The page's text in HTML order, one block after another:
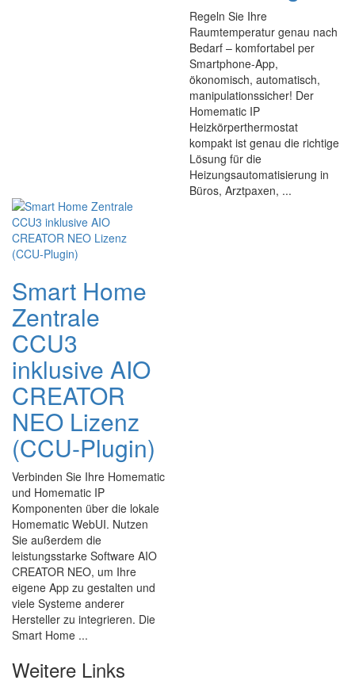
Regeln Sie Ihre
Raumtemperatur genau nach
Bedarf – komfortabel per
Smartphone-App,
ökonomisch, automatisch,
manipulationssicher! Der
Homematic IP
Heizkörperthermostat
kompakt ist genau die richtige
Lösung für die
Heizungsautomatisierung in
Büros, Arztpaxen, ...
Smart Home
Zentrale
CCU3
inklusive AIO
CREATOR
NEO Lizenz
(CCU-Plugin)
Verbinden Sie Ihre Homematic
und Homematic IP
Komponenten über die lokale
Homematic WebUI. Nutzen
Sie außerdem die
leistungsstarke Software AIO
CREATOR NEO, um Ihre
eigene App zu gestalten und
viele Systeme anderer
Hersteller zu integrieren. Die
Smart Home ...
Weitere Links